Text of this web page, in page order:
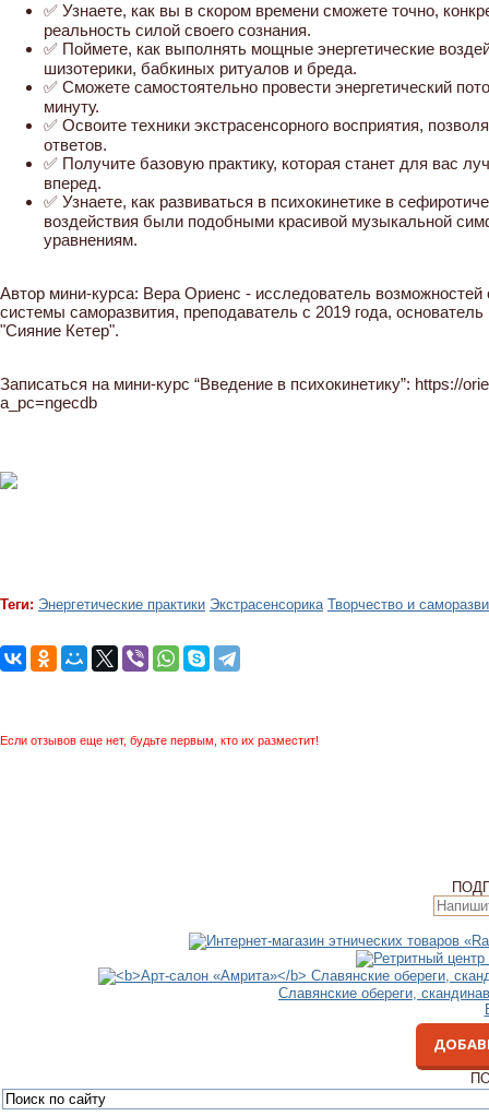
✅ Узнаете, как вы в скором времени сможете точно,
реальность силой своего сознания.
✅ Поймете, как выполнять мощные энергетические
шизотерики, бабкиных ритуалов и бреда.
✅ Сможете самостоятельно провести энергетический
минуту.
✅ Освоите техники экстрасенсорного восприятия,
ответов.
✅ Получите базовую практику, которая станет для вас
вперед.
✅ Узнаете, как развиваться в психокинетике в
воздействия были подобными красивой музыкальной
уравнениям.
Автор мини-курса: Вера Ориенс - исследователь возможностей
системы саморазвития, преподаватель с 2019 года,
"Сияние Кетер".
Записаться на мини-курс “Введение в психокинетику”: https://
a_pc=ngecdb
Теги: Энергетические практики Экстрасенсорика Творчество и
Если отзывов еще нет, будьте первым, кто их разместит!
Славянские обереги,